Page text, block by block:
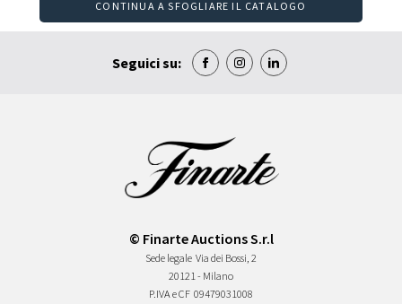
CONTINUA A SFOGLIARE IL CATALOGO
Seguici su:
© Finarte Auctions S.r.l
Sede legale Via dei Bossi, 2
20121 - Milano
P.IVA e CF 09479031008